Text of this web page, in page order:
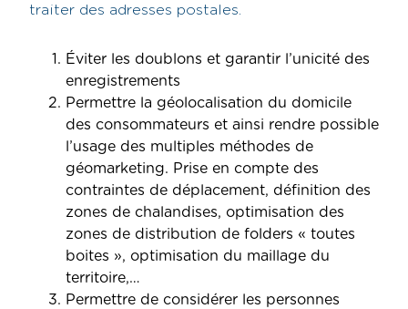
traiter des adresses postales.
Éviter les doublons et garantir l’unicité des
enregistrements
Permettre la géolocalisation du domicile
des consommateurs et ainsi rendre possible
l’usage des multiples méthodes de
géomarketing. Prise en compte des
contraintes de déplacement, définition des
zones de chalandises, optimisation des
zones de distribution de folders « toutes
boites », optimisation du maillage du
territoire,…
Permettre de considérer les personnes